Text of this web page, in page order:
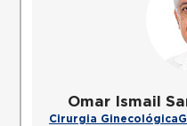
Omar Ismail
Cirurgia Ginecológica